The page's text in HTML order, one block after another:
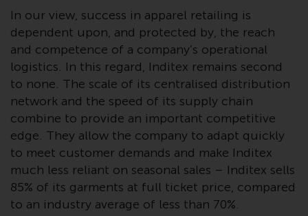
Eignung für einen bestimmten
Zweck übernommen. Redwheel
hat seine eigenen Ansichten und
Meinungen auf dieser Website
(oder denen seiner verbundenen
Unternehmen) geäußert, und
diese können sich ohne
Vorankündigung ändern.
Redwheel ist nicht verpflichtet,
Informationen zu aktualisieren,
und Leser sollten sich bei einer
Anlageentscheidung nicht
ausschließlich auf die auf dieser
In our view, success in apparel retailing is
dependent upon, and protected by, the reach
and competence of a company’s operational
logistics. In this regard, Inditex remains second
to none. The scale of its centralised distribution
network and the speed of its supply chain
combine to provide an important competitive
edge. They allow the company to adapt quickly
to meet customer demands and make Inditex
much less reliant on seasonal sales – Inditex sells
85% of its garments at full ticket price, compared
to an industry average of less than 70%.